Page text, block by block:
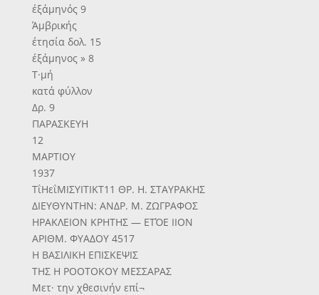
έξάμηνός 9
Άμβρικής
έτησία δολ. 15
έξάμηνος » 8
Τ·μή
κατά φύλλον
Δρ. 9
ΠΑΡΑΣΚΕΥΗ
12
ΜΑΡΤΙΟΥ
1937
ΤΐΗεΐΜΙΣΥΙΤΙΚΤ11 ΘΡ. Η. ΣΤΑΥΡΑΚΗΣ
ΔΙΕΥΘΥΝΤΗΝ: ΑΝΔΡ. Μ. ΖΩΓΡΑΦΟΣ
ΗΡΑΚΛΕΙΟΝ ΚΡΗΤΗΣ — ΕΤΌΕ ΙΙΟΝ
ΑΡΙΘΜ. ΦΥΑΔΟΥ 4517
Η ΒΑΣΙΛΙΚΗ ΕΠΙΣΚΕΨΙΣ
ΤΗΣ Η ΡΟΟΤΟΚΟΥ ΜΕΣΣΑΡΑΣ
Μετ· την χθεσινήν επί¬